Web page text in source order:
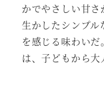
かでやさしい甘
生かしたシンプル
を感じる味わい
は、子どもから大